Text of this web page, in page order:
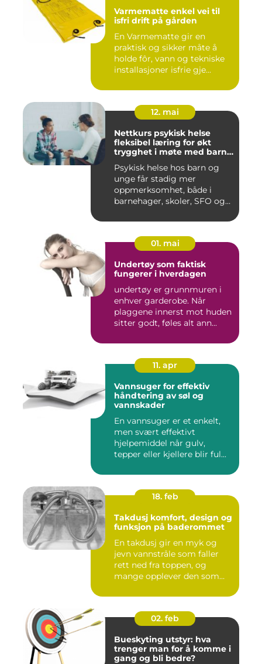
Varmematte enkel vei til
isfri drift på gården
En Varmematte gir en
praktisk og sikker måte å
holde fôr, vann og tekniske
installasjoner isfrie gje...
12. mai
Nettkurs psykisk helse
fleksibel læring for økt
trygghet i møte med barn
Psykisk helse hos barn og
unge får stadig mer
oppmerksomhet, både i
barnehager, skoler, SFO og
01. mai
Undertøy som faktisk
fungerer i hverdagen
undertøy er grunnmuren i
enhver garderobe. Når
plaggene innerst mot huden
sitter godt, føles alt ann...
11. apr
Vannsuger for effektiv
håndtering av søl og
vannskader
En vannsuger er et enkelt,
men svært effektivt
hjelpemiddel når gulv,
tepper eller kjellere blir ful...
18. feb
Takdusj komfort, design og
funksjon på baderommet
En takdusj gir en myk og
jevn vannstråle som faller
rett ned fra toppen, og
mange opplever den som
02. feb
Bueskyting utstyr: hva
trenger man for å komme i
gang og bli bedre?